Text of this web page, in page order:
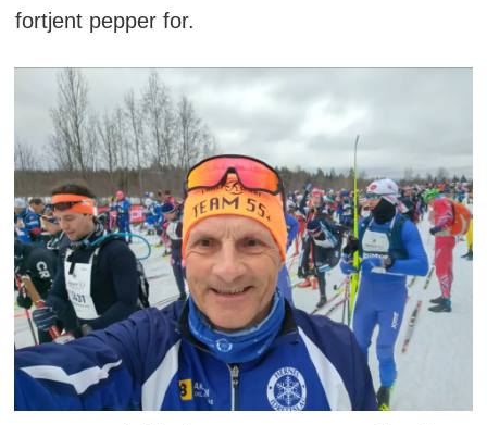
fortjent pepper for.